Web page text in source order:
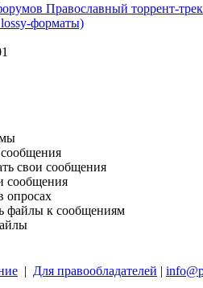
Православный торрент-
форматы)
сообщения
свои сообщения
сообщения
опросах
файлы к сообщениям
| Для правообладателей |